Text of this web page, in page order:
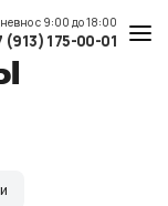
с 9:00 до 18:00
(913) 175-00-01